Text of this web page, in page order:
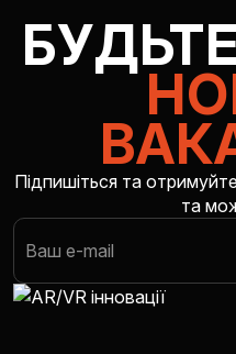
Підпишіться та
та